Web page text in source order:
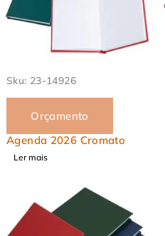
Sku: 23-14926
Orçamento
Agenda 2026 Cromato
Ler mais